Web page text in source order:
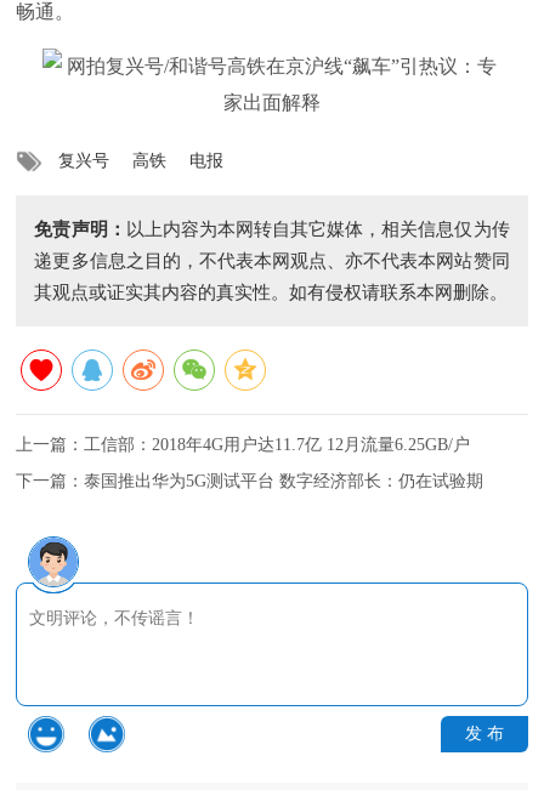
畅通。
复兴号 高铁 电报
免责声明： 以上内容为本网转自其它媒体，相关信息仅为传
递更多信息之目的，不代表本网观点、亦不代表本网站赞同
其观点或证实其内容的真实性。如有侵权请联系本网删除。
上一篇：工信部：2018年4G用户达11.7亿 12月流量6.25GB/户
下一篇：泰国推出华为5G测试平台 数字经济部长：仍在试验期
发 布